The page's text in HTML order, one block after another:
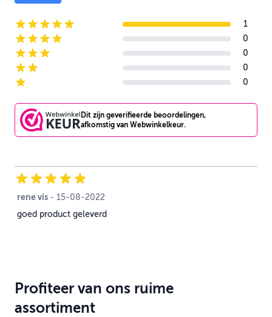
5-star reviews
1
4-star reviews
0
3-star reviews
0
2-star reviews
0
1-star reviews
0
Dit zijn geverifieerde beoordelingen,
afkomstig van Webwinkelkeur.
rene vis - 15 augustus 2022
15-08-2022
goed product geleverd
Profiteer van ons ruime
assortiment